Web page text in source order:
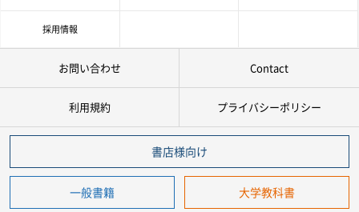
検索条件をクリア
採用情報
お問い合わせ Contact
利用規約 プライバシーポリシー
書店様向け
一般書籍 大学教科書